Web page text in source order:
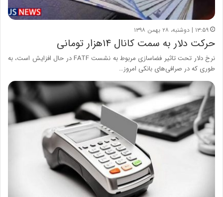
۱۳:۵۹ | دوشنبه، ۲۸ بهمن ۱۳۹۸
حرکت دلار به سمت کانال ۱۴هزار تومانی
نرخ دلار تحت تاثیر فضاسازی مربوط به نشست FATF در حال افزایش است، به
طوری که در صرافی‌های بانکی امروز…